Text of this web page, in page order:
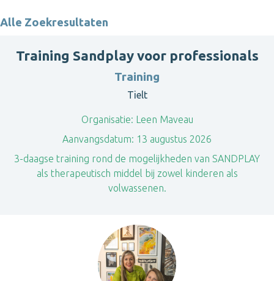
Alle Zoekresultaten
Training Sandplay voor professionals
Training
Tielt
Organisatie: Leen Maveau
Aanvangsdatum: 13 augustus 2026
3-daagse training rond de mogelijkheden van SANDPLAY
als therapeutisch middel bij zowel kinderen als
volwassenen.